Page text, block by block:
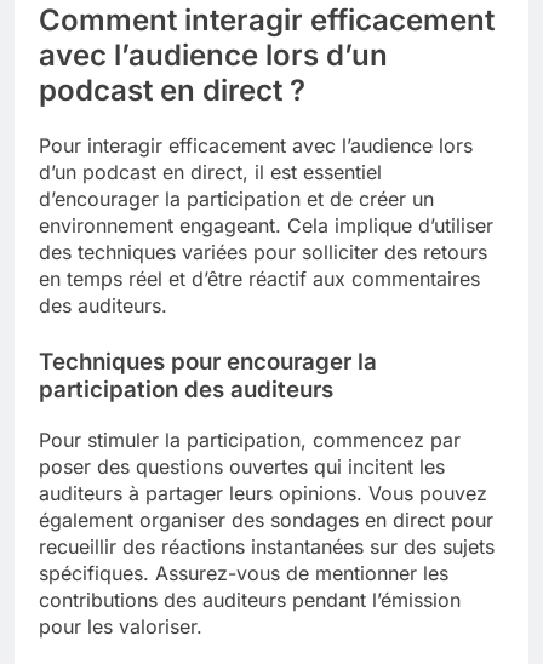
Comment interagir efficacement
avec l’audience lors d’un
podcast en direct ?
Pour interagir efficacement avec l’audience lors
d’un podcast en direct, il est essentiel
d’encourager la participation et de créer un
environnement engageant. Cela implique d’utiliser
des techniques variées pour solliciter des retours
en temps réel et d’être réactif aux commentaires
des auditeurs.
Techniques pour encourager la
participation des auditeurs
Pour stimuler la participation, commencez par
poser des questions ouvertes qui incitent les
auditeurs à partager leurs opinions. Vous pouvez
également organiser des sondages en direct pour
recueillir des réactions instantanées sur des sujets
spécifiques. Assurez-vous de mentionner les
contributions des auditeurs pendant l’émission
pour les valoriser.